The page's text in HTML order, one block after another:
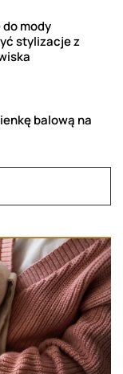
mody
stylizacje z
balową na